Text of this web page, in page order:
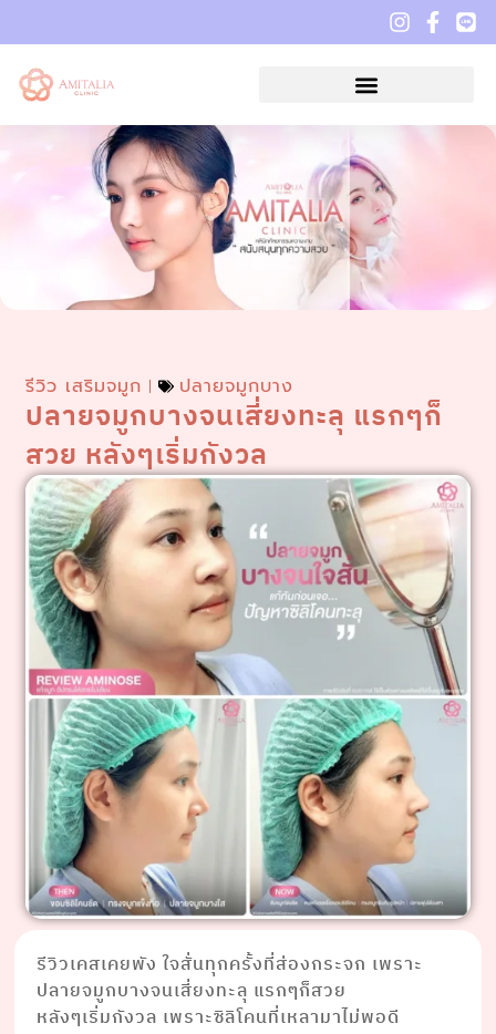
รีวิว เสริมจมูก ปลายจมูกบาง
ปลายจมูกบางจนเสี่ยงทะลุ แรกๆก็
สวย หลังๆเริ่มกังวล
รีวิวเคสเคยพัง ใจสั่นทุกครั้งที่ส่องกระจก เพราะ
ปลายจมูกบางจนเสี่ยงทะลุ แรกๆก็สวย
หลังๆเริ่มกังวล เพราะซิลิโคนที่เหลามาไม่พอดี